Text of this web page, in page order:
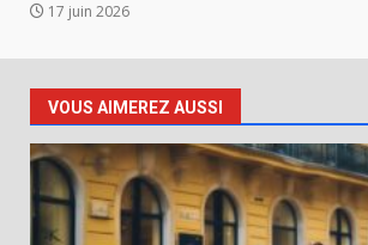
17 juin 2026
VOUS AIMEREZ AUSSI